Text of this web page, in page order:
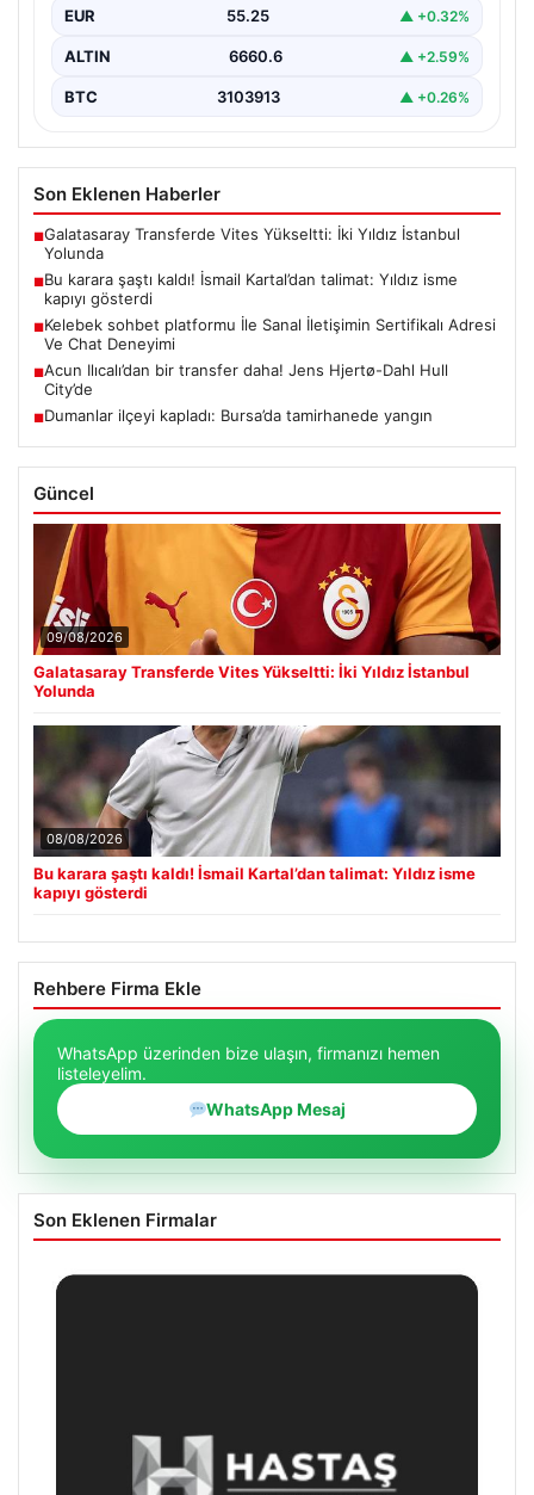
EUR 55.25 ▲ +0.32%
ALTIN 6660.6 ▲ +2.59%
BTC 3103913 ▲ +0.26%
Son Eklenen Haberler
■Galatasaray Transferde Vites Yükseltti: İki Yıldız İstanbul
Yolunda
■Bu karara şaştı kaldı! İsmail Kartal’dan talimat: Yıldız isme
kapıyı gösterdi
■Kelebek sohbet platformu İle Sanal İletişimin Sertifikalı Adresi
Ve Chat Deneyimi
■Acun Ilıcalı’dan bir transfer daha! Jens Hjertø-Dahl Hull
City’de
■Dumanlar ilçeyi kapladı: Bursa’da tamirhanede yangın
Güncel
09/08/2026
Galatasaray Transferde Vites Yükseltti: İki Yıldız İstanbul
Yolunda
08/08/2026
Bu karara şaştı kaldı! İsmail Kartal’dan talimat: Yıldız isme
kapıyı gösterdi
Rehbere Firma Ekle
WhatsApp üzerinden bize ulaşın, firmanızı hemen
listeleyelim.
WhatsApp Mesaj
Son Eklenen Firmalar